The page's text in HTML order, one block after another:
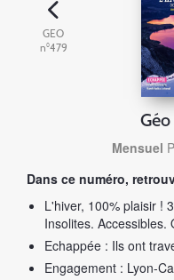
GEO
n°479
Mensuel
Dans ce numéro,
L'hiver, 100% plaisir !
Insolites. Accessibles.
Echappée : Ils ont
Engagement : Lyon-